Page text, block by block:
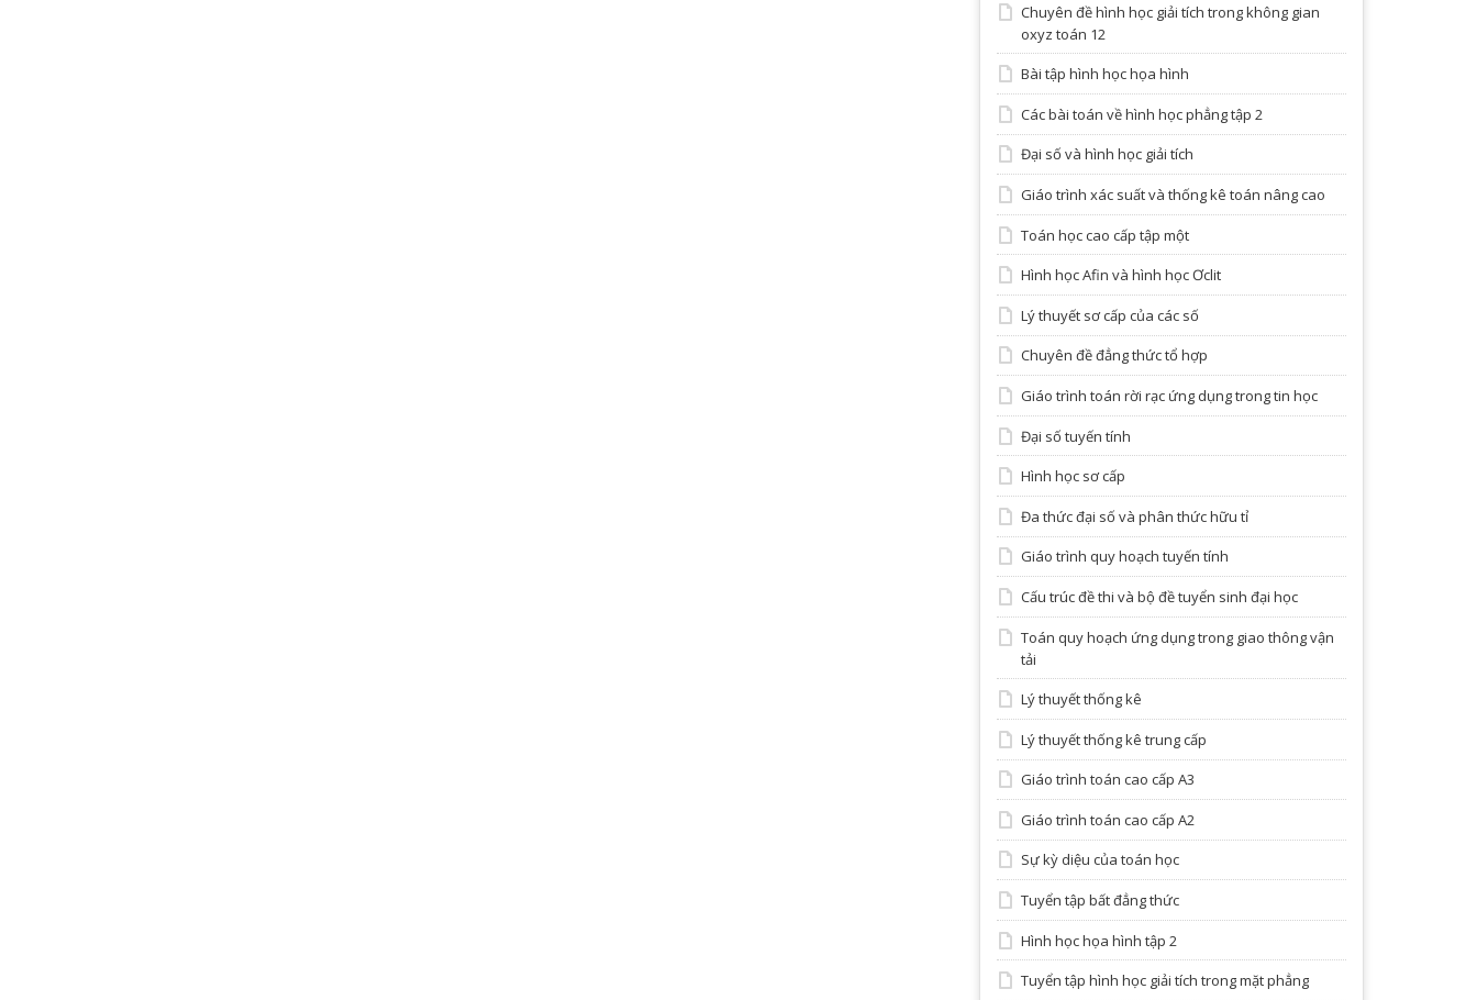
Chuyên đề hình học giải tích trong không gian
oxyz toán 12
Bài tập hình học họa hình
Các bài toán về hình học phẳng tập 2
Đại số và hình học giải tích
Giáo trình xác suất và thống kê toán nâng cao
Toán học cao cấp tập một
Hình học Afin và hình học Ơclit
Lý thuyết sơ cấp của các số
Chuyên đề đẳng thức tổ hợp
Giáo trình toán rời rạc ứng dụng trong tin học
Đại số tuyến tính
Hình học sơ cấp
Đa thức đại số và phân thức hữu tỉ
Giáo trình quy hoạch tuyến tính
Cấu trúc đề thi và bộ đề tuyển sinh đại học
Toán quy hoạch ứng dụng trong giao thông vận
tải
Lý thuyết thống kê
Lý thuyết thống kê trung cấp
Giáo trình toán cao cấp A3
Giáo trình toán cao cấp A2
Sự kỳ diệu của toán học
Tuyển tập bất đẳng thức
Hình học họa hình tập 2
Tuyển tập hình học giải tích trong mặt phẳng